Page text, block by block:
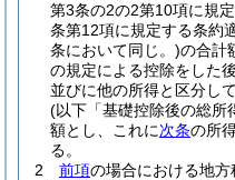
第3条の2の2第10項に規
条第12項に規定する条約
条において同じ。)の合計
の規定による控除をした
並びに他の所得と区分し
(以下「基礎控除後の総所
額とし、これに次条の所
る。
2
前項の場合における地